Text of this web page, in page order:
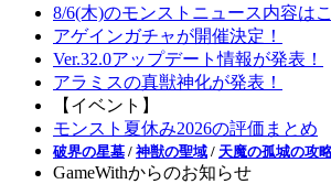
8/6(木)のモンストニュース内容は
アゲインガチャが開催決定！
Ver.32.0アップデート情報が発表！
アラミスの真獣神化が発表！
【イベント】
モンスト夏休み2026の評価まとめ
破界の星墓 / 神獣の聖域 / 天魔の孤城の攻
GameWithからのお知らせ